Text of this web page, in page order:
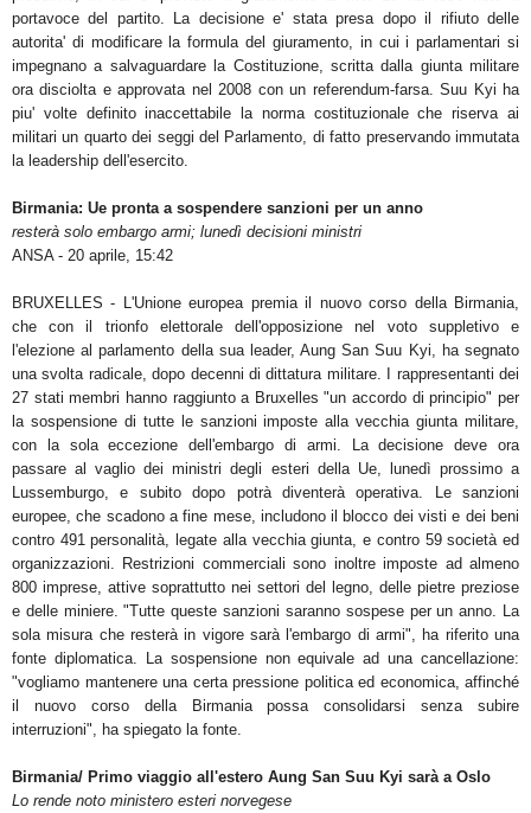
portavoce del partito. La decisione e' stata presa dopo il rifiuto delle
autorita' di modificare la formula del giuramento, in cui i parlamentari si
impegnano a salvaguardare la Costituzione, scritta dalla giunta militare
ora disciolta e approvata nel 2008 con un referendum-farsa. Suu Kyi ha
piu' volte definito inaccettabile la norma costituzionale che riserva ai
militari un quarto dei seggi del Parlamento, di fatto preservando immutata
la leadership dell'esercito.
Birmania: Ue pronta a sospendere sanzioni per un anno
resterà solo embargo armi; lunedì decisioni ministri
ANSA - 20 aprile, 15:42
BRUXELLES - L'Unione europea premia il nuovo corso della Birmania,
che con il trionfo elettorale dell'opposizione nel voto suppletivo e
l'elezione al parlamento della sua leader, Aung San Suu Kyi, ha segnato
una svolta radicale, dopo decenni di dittatura militare. I rappresentanti dei
27 stati membri hanno raggiunto a Bruxelles "un accordo di principio" per
la sospensione di tutte le sanzioni imposte alla vecchia giunta militare,
con la sola eccezione dell'embargo di armi. La decisione deve ora
passare al vaglio dei ministri degli esteri della Ue, lunedì prossimo a
Lussemburgo, e subito dopo potrà diventerà operativa. Le sanzioni
europee, che scadono a fine mese, includono il blocco dei visti e dei beni
contro 491 personalità, legate alla vecchia giunta, e contro 59 società ed
organizzazioni. Restrizioni commerciali sono inoltre imposte ad almeno
800 imprese, attive soprattutto nei settori del legno, delle pietre preziose
e delle miniere. "Tutte queste sanzioni saranno sospese per un anno. La
sola misura che resterà in vigore sarà l'embargo di armi", ha riferito una
fonte diplomatica. La sospensione non equivale ad una cancellazione:
"vogliamo mantenere una certa pressione politica ed economica, affinché
il nuovo corso della Birmania possa consolidarsi senza subire
interruzioni", ha spiegato la fonte.
Birmania/ Primo viaggio all'estero Aung San Suu Kyi sarà a Oslo
Lo rende noto ministero esteri norvegese